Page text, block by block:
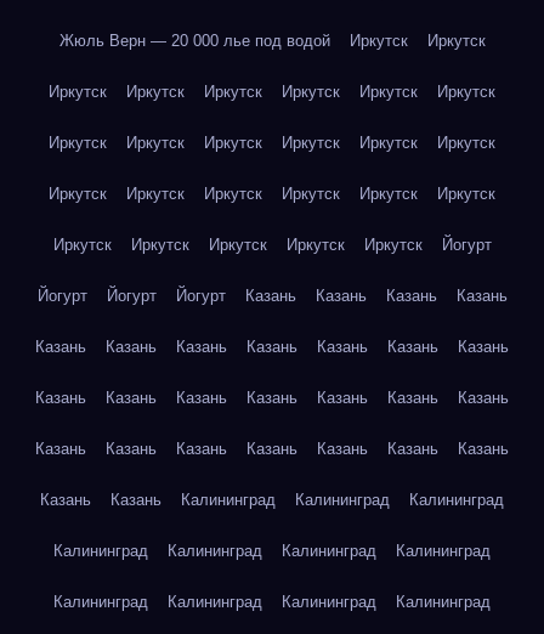
Жюль Верн — 20 000 лье под водой Иркутск Иркутск
Иркутск Иркутск Иркутск Иркутск Иркутск Иркутск
Иркутск Иркутск Иркутск Иркутск Иркутск Иркутск
Иркутск Иркутск Иркутск Иркутск Иркутск Иркутск
Иркутск Иркутск Иркутск Иркутск Иркутск Йогурт
Йогурт Йогурт Йогурт Казань Казань Казань Казань
Казань Казань Казань Казань Казань Казань Казань
Казань Казань Казань Казань Казань Казань Казань
Казань Казань Казань Казань Казань Казань Казань
Казань Казань Калининград Калининград Калининград
Калининград Калининград Калининград Калининград
Калининград Калининград Калининград Калининград